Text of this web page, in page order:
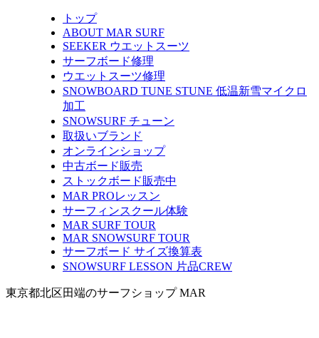
トップ
ABOUT MAR SURF
SEEKER ウエットスーツ
サーフボード修理
ウエットスーツ修理
SNOWBOARD TUNE STUNE 低温新雪マイクロ
加工
SNOWSURF チューン
取扱いブランド
オンラインショップ
中古ボード販売
ストックボード販売中
MAR PROレッスン
サーフィンスクール体験
MAR SURF TOUR
MAR SNOWSURF TOUR
サーフボード サイズ換算表
SNOWSURF LESSON 片品CREW
東京都北区田端のサーフショップ MAR